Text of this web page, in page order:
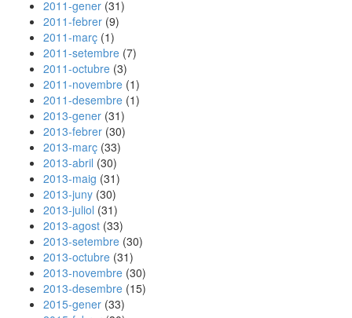
2011-gener (31)
2011-febrer (9)
2011-març (1)
2011-setembre (7)
2011-octubre (3)
2011-novembre (1)
2011-desembre (1)
2013-gener (31)
2013-febrer (30)
2013-març (33)
2013-abril (30)
2013-maig (31)
2013-juny (30)
2013-juliol (31)
2013-agost (33)
2013-setembre (30)
2013-octubre (31)
2013-novembre (30)
2013-desembre (15)
2015-gener (33)